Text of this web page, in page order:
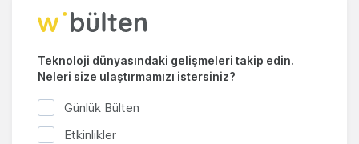
Teknoloji dünyasındaki gelişmeleri takip edin.
Neleri size ulaştırmamızı istersiniz?
Günlük Bülten
Etkinlikler